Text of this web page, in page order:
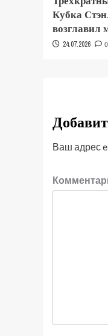
Кубка
возглавил
24.07.2026 0
Ваш адрес